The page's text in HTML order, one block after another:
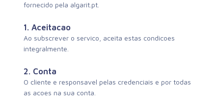
fornecido pela algarit.pt.
1. Aceitacao
Ao subscrever o servico, aceita estas condicoes
integralmente.
2. Conta
O cliente e responsavel pelas credenciais e por todas
as acoes na sua conta.